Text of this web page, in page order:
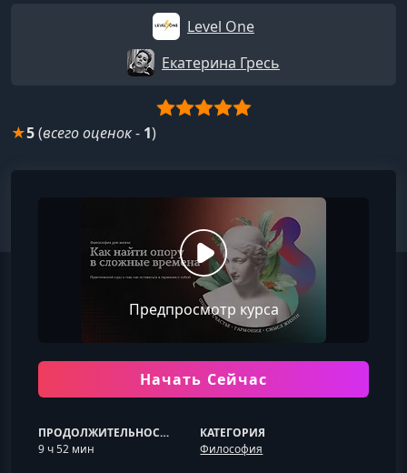
Level One
Екатерина Гресь
★5(всего оценок- 1)
Предпросмотр курса
Начать Сейчас
ПРОДОЛЖИТЕЛЬНОСТЬ
9 ч 52 мин
КАТЕГОРИЯ
Философия